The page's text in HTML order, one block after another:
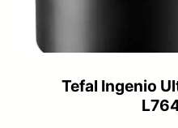
Tefal Ingenio